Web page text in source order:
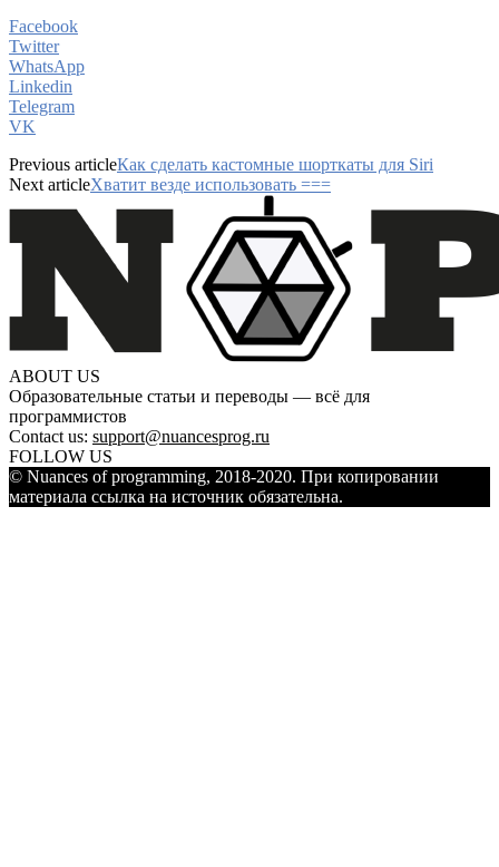
Facebook
Twitter
WhatsApp
Linkedin
Telegram
VK
Previous articleКак сделать кастомные шорткаты для Siri
Next articleХватит везде использовать ===
ABOUT US
Образовательные статьи и переводы — всё для
программистов
Contact us: support@nuancesprog.ru
FOLLOW US
© Nuances of programming, 2018-2020. При копировании
материала ссылка на источник обязательна.